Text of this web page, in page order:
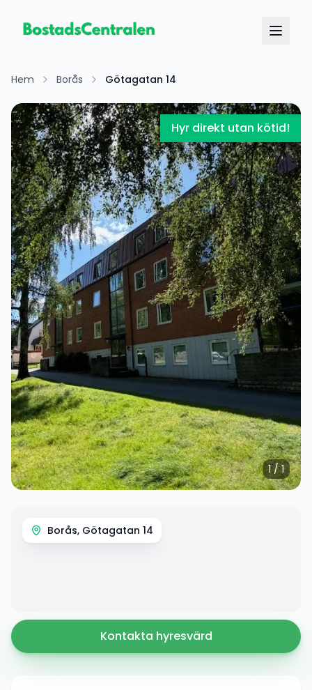
Hem Borås Götagatan 14
Hyr direkt utan kötid!
1/1
Borås, Götagatan 14
Kontakta hyresvärd